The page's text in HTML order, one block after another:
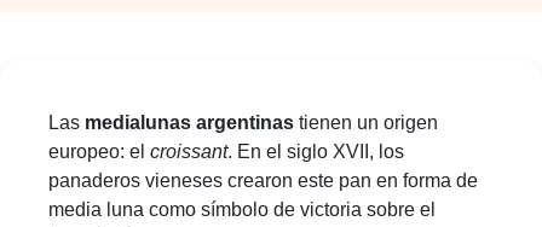
Las medialunas argentinas tienen un origen
europeo: el croissant. En el siglo XVII, los
panaderos vieneses crearon este pan en forma de
media luna como símbolo de victoria sobre el